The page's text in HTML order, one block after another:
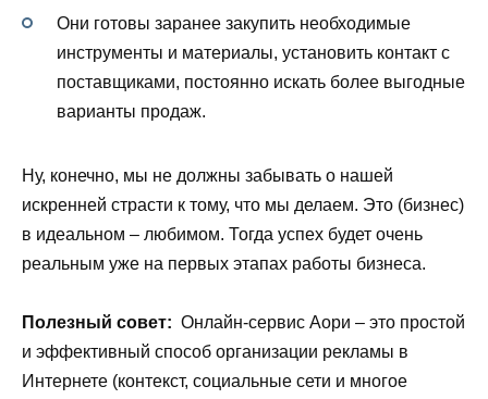
Они готовы заранее закупить необходимые
инструменты и материалы, установить контакт с
поставщиками, постоянно искать более выгодные
варианты продаж.
Ну, конечно, мы не должны забывать о нашей
искренней страсти к тому, что мы делаем. Это (бизнес)
в идеальном – любимом. Тогда успех будет очень
реальным уже на первых этапах работы бизнеса.
Полезный совет: Онлайн-сервис Аори – это простой
и эффективный способ организации рекламы в
Интернете (контекст, социальные сети и многое